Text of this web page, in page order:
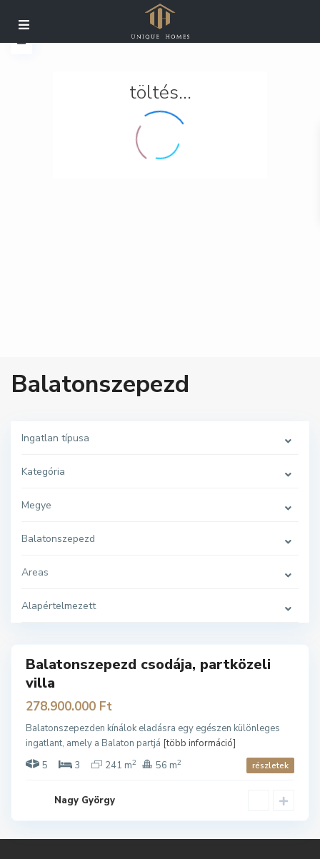
töltés...
Balatonszepezd
Ingatlan típusa
Kategória
Megye
Balatonszepezd
Areas
Alapértelmezett
B
l
a
n
s
p
z
Balatonszepezd csodája, partközeli
villa
278.900.000 Ft
Balatonszepezden kínálok eladásra egy egészen különleges
ingatlant, amely a Balaton partjá [több információ]
5
3 241 m2 56 m2 részletek
Nagy György